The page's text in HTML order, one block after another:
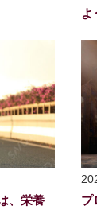
よ
、栄養
プ